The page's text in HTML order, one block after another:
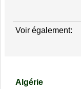
Voir également:
Algérie